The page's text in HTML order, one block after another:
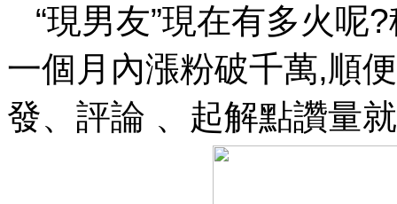
“現男友”現在有多火呢
一個月內漲粉破千萬,順
發、評論 、起解點讚量